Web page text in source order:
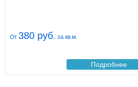
От 380 руб. за кв.м.
Подробнее